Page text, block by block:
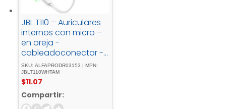
JBL T110 – Auriculares
internos con micro –
en oreja -
cableadoconector -
de - 3,5 - mmblanco
SKU: ALFAPRODR03153 | MPN:
JBLT110WHTAM
$11.07
Compartir: